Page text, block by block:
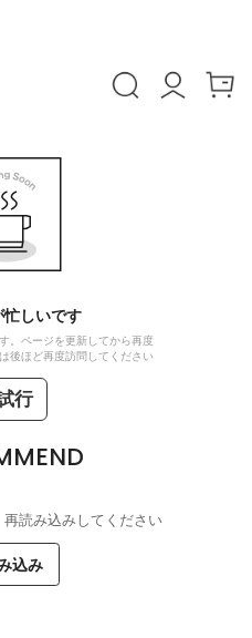
忙しいです
。ページを更新してから再度
後ほど再度訪問してください
行
読み込みしてください
込み